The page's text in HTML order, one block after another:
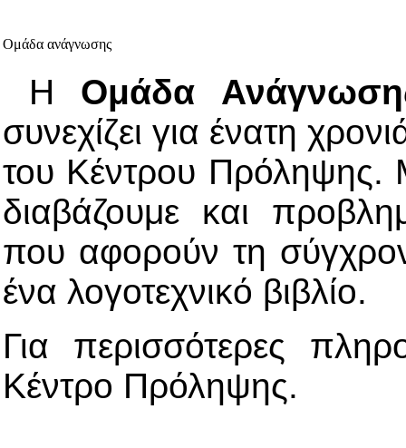
Ομάδα ανάγνωσης
Η Ομάδα
συνεχίζει για ένατη
του Κέντρου Πρόληψης.
διαβάζουμε και
που αφορούν τη
ένα λογοτεχνικό βιβλίο.
Για περισσότερες
Κέντρο Πρόληψης.